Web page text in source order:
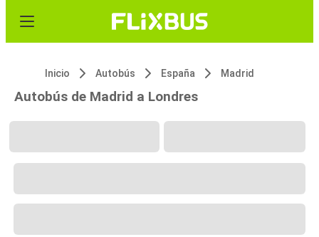
Inicio Autobús España Madrid
Autobús de Madrid a Londres